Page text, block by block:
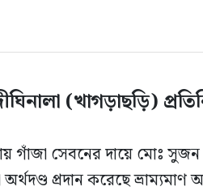
(খাগড়াছড়ি)
গাঁজা সেবনের দায়ে মোঃ
প্রদান করেছে ভ্রাম্যমাণ